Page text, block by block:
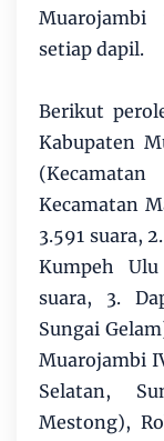
setiap dapil.
Berikut
Kabupaten
Kecamatan
3.591 suara,
Kumpeh
suara, 3.
Sungai
Muarojambi
Selatan,
Mestong),